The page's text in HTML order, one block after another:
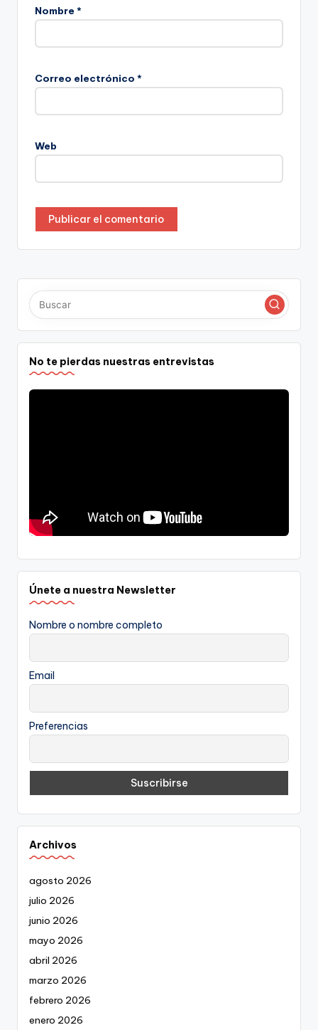
Nombre *
Correo electrónico *
Web
No te pierdas nuestras entrevistas
Únete a nuestra Newsletter
Nombre o nombre completo
Email
Preferencias
Archivos
agosto 2026
julio 2026
junio 2026
mayo 2026
abril 2026
marzo 2026
febrero 2026
enero 2026